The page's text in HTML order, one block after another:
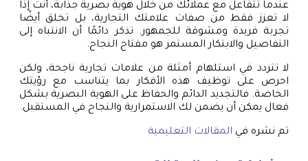
عندما تتفاعل مع عملائك من خلال هوية بصرية جذابة، أنت إذًا
لا تعزز فقط من صفات علامتك التجارية، بل تخلق أيضًا
تجربة فريدة ومشوقة للجمهور. تذكر دائمًا أن الانتباه إلى
التفاصيل والابتكار المستمر هو مفتاح النجاح.
لا تتردد في استلهام أمثلة من علامات تجارية ناجحة، ولكن
احرص على توظيف هذه الأفكار بما يتناسب مع رؤيتك
الخاصة. فالتجديد الدائم والحفاظ على الهوية البصرية بشكل
فعال يمكن أن يضمن لك الاستمرارية والنجاح في المستقبل.
تم نشره في المقالات التعليمية